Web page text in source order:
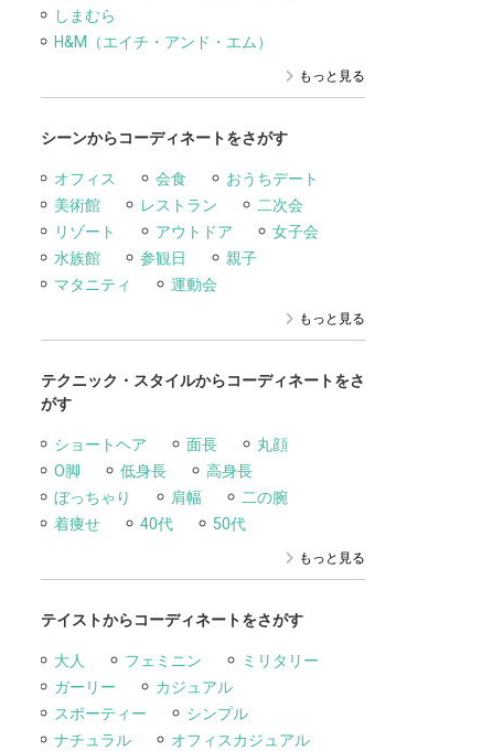
しまむら
H&M（エイチ・アンド・エム）
もっと見る
シーンからコーディネートをさがす
オフィス 会食
おうちデート
美術館
レストラン
二次会
リゾート
アウトドア
女子会
水族館
参観日
親子
マタニティ
運動会
もっと見る
テクニック・スタイルからコーディネートをさ
がす
ショートヘア 面長
丸顔
O脚
低身長
高身長
ぼっちゃり
肩幅
二の腕
着痩せ
40代 50代
もっと見る
テイストからコーディネートをさがす
大人 フェミニン
ミリタリー
ガーリー
カジュアル
スポーティー
シンプル
ナチュラル
オフィスカジュアル